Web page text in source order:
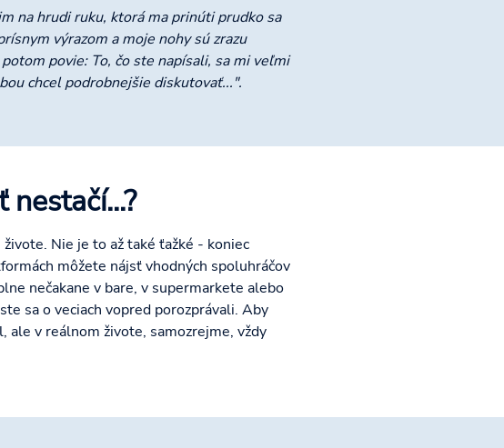
na hrudi ruku, ktorá ma prinúti prudko sa
výrazom a moje nohy sú zrazu
povie: To, čo ste napísali, sa mi veľmi
chcel podrobnejšie diskutovať...".
Nie je to až také ťažké - koniec
môžete nájsť vhodných spoluhráčov
nečakane v bare, v supermarkete alebo
sa o veciach vopred porozprávali. Aby
ale v reálnom živote, samozrejme, vždy